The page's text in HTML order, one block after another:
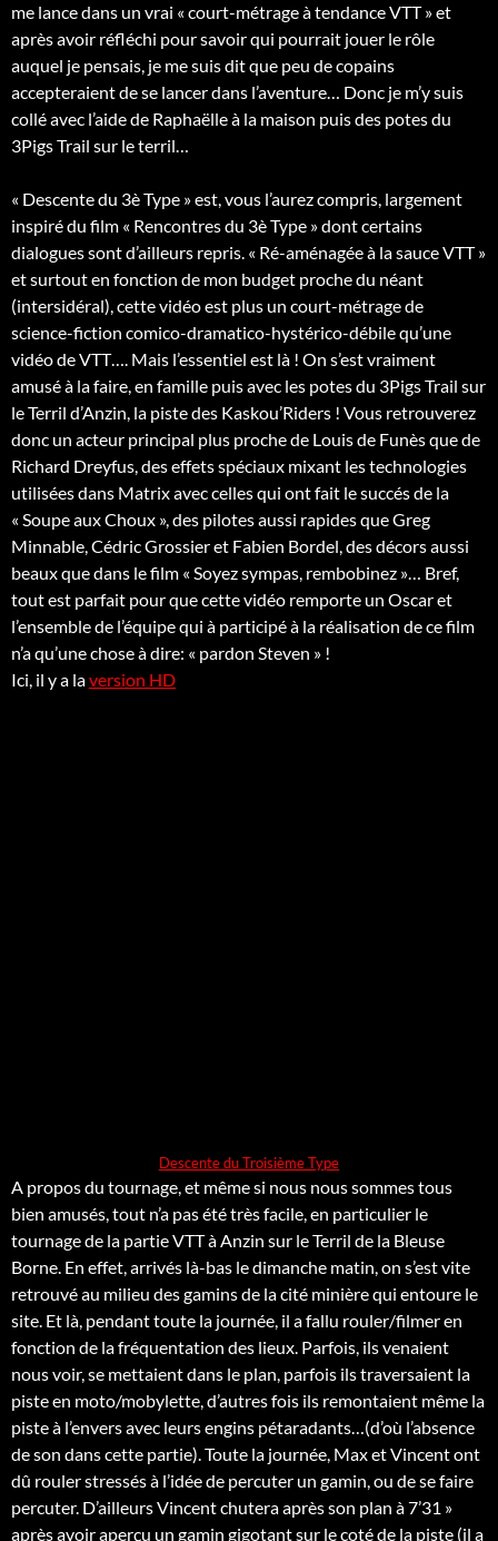
me lance dans un vrai « court-métrage à tendance VTT » et
après avoir réfléchi pour savoir qui pourrait jouer le rôle
auquel je pensais, je me suis dit que peu de copains
accepteraient de se lancer dans l’aventure… Donc je m’y suis
collé avec l’aide de Raphaëlle à la maison puis des potes du
3Pigs Trail sur le terril…
« Descente du 3è Type » est, vous l’aurez compris, largement
inspiré du film « Rencontres du 3è Type » dont certains
dialogues sont d’ailleurs repris. « Ré-aménagée à la sauce VTT »
et surtout en fonction de mon budget proche du néant
(intersidéral), cette vidéo est plus un court-métrage de
science-fiction comico-dramatico-hystérico-débile qu’une
vidéo de VTT…. Mais l’essentiel est là ! On s’est vraiment
amusé à la faire, en famille puis avec les potes du 3Pigs Trail sur
le Terril d’Anzin, la piste des Kaskou’Riders ! Vous retrouverez
donc un acteur principal plus proche de Louis de Funès que de
Richard Dreyfus, des effets spéciaux mixant les technologies
utilisées dans Matrix avec celles qui ont fait le succés de la
« Soupe aux Choux », des pilotes aussi rapides que Greg
Minnable, Cédric Grossier et Fabien Bordel, des décors aussi
beaux que dans le film « Soyez sympas, rembobinez »… Bref,
tout est parfait pour que cette vidéo remporte un Oscar et
l’ensemble de l’équipe qui à participé à la réalisation de ce film
n’a qu’une chose à dire: « pardon Steven » !
Ici, il y a laversion HD
Descente du Troisième Type
A propos du tournage, et même si nous nous sommes tous
bien amusés, tout n’a pas été très facile, en particulier le
tournage de la partie VTT à Anzin sur le Terril de la Bleuse
Borne. En effet, arrivés là-bas le dimanche matin, on s’est vite
retrouvé au milieu des gamins de la cité minière qui entoure le
site. Et là, pendant toute la journée, il a fallu rouler/filmer en
fonction de la fréquentation des lieux. Parfois, ils venaient
nous voir, se mettaient dans le plan, parfois ils traversaient la
piste en moto/mobylette, d’autres fois ils remontaient même la
piste à l’envers avec leurs engins pétaradants…(d’où l’absence
de son dans cette partie). Toute la journée, Max et Vincent ont
dû rouler stressés à l’idée de percuter un gamin, ou de se faire
percuter. D’ailleurs Vincent chutera après son plan à 7’31 »
après avoir aperçu un gamin gigotant sur le coté de la piste (il a